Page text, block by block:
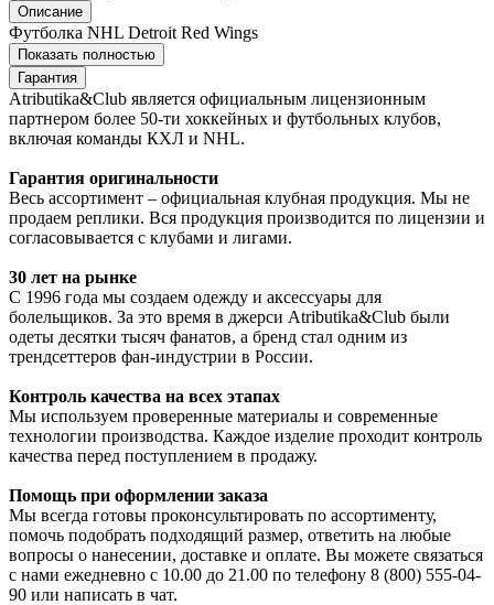
Описание
Футболка NHL Detroit Red Wings
Показать полностью
Гарантия
Atributika&Club является официальным лицензионным
партнером более 50-ти хоккейных и футбольных клубов,
включая команды КХЛ и NHL.
Гарантия оригинальности
Весь ассортимент – официальная клубная продукция. Мы не
продаем реплики. Вся продукция производится по лицензии и
согласовывается с клубами и лигами.
30 лет на рынке
С 1996 года мы создаем одежду и аксессуары для
болельщиков. За это время в джерси Atributika&Club были
одеты десятки тысяч фанатов, а бренд стал одним из
трендсеттеров фан-индустрии в России.
Контроль качества на всех этапах
Мы используем проверенные материалы и современные
технологии производства. Каждое изделие проходит контроль
качества перед поступлением в продажу.
Помощь при оформлении заказа
Мы всегда готовы проконсультировать по ассортименту,
помочь подобрать подходящий размер, ответить на любые
вопросы о нанесении, доставке и оплате. Вы можете связаться
с нами ежедневно с 10.00 до 21.00 по телефону 8 (800) 555-04-
90 или написать в чат.